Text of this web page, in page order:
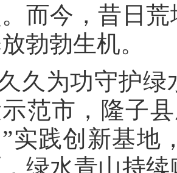
而今，昔日
勃勃生机。
久为功守护绿
范市，隆子
实践创新基地
绿水青山持